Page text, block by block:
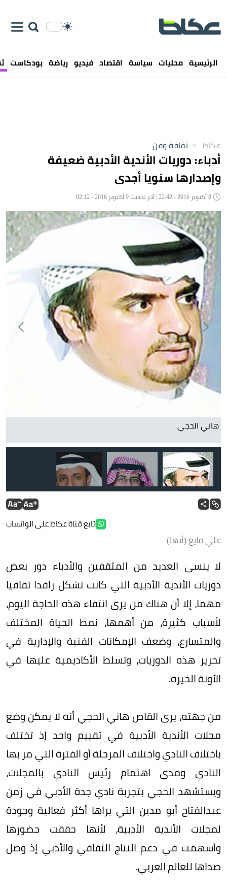
الرئيسية محليات سياسة اقتصاد فيديو رياضة بودكاست
عكاظ > ثقافة وفن
أدباء: دوريات الأندية الأدبية ضعيفة
وإصدارها سنويا أجدى
صالح الديواني
تابع قناة عكاظ على الواتساب
علي فايع (أبها)
لا ينسى العديد من المثقفين والأدباء دور بعض
دوريات الأندية الأدبية التي كانت تشكل رافدا ثقافيا
مهما، إلا أن هناك من يرى انتفاء هذه الحاجة اليوم،
لأسباب كثيرة، من أهمها، نمط الحياة المختلف
والمتسارع، وضعف الإمكانات الفنية والإدارية في
تحرير هذه الدوريات، وتسلط الأكاديمية عليها في
الآونة الخيرة.
من جهته، يرى القاص هاني الحجي أنه لا يمكن وضع
مجلات الأندية الأدبية في تقييم واحد إذ تختلف
باختلاف النادي واختلاف المرحلة أو الفترة التي مر بها
النادي ومدى اهتمام رئيس النادي بالمجلات،
ويستشهد الحجي بتجربة نادي جدة الأدبي في زمن
عبدالفتاح أبو مدين التي يراها أكثر فعالية وجودة
لمجلات الأندية الأدبية، لأنها حققت حضورها
وأسهمت في دعم النتاج الثقافي والأدبي إذ وصل
صداها للعالم العربي.